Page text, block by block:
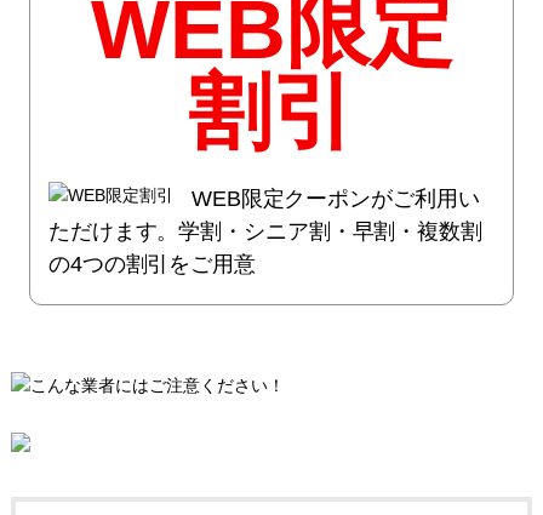
WEB限定
割引
WEB限定クーポンがご利用い
ただけます。学割・シニア割・早割・複数割
の4つの割引をご用意